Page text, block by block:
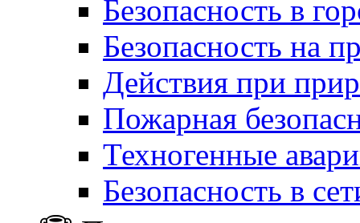
Безопасность в
Безопасность на
Действия при
Пожарная
Техногенные
Безопасность в